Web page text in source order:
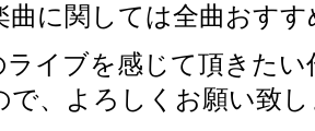
曲に関しては全曲おすす
ライブを感じて頂きた
で、よろしくお願い致